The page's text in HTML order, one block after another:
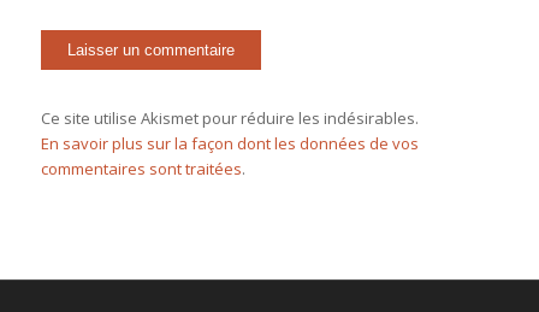
Ce site utilise Akismet pour réduire les indésirables.
En savoir plus sur la façon dont les données de vos
commentaires sont traitées.